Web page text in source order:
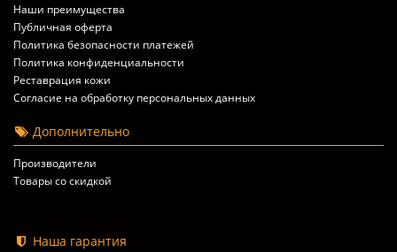
Наши преимущества
Публичная оферта
Политика безопасности платежей
Политика конфиденциальности
Реставрация кожи
Согласие на обработку персональных данных
Дополнительно
Производители
Товары со скидкой
Наша гарантия